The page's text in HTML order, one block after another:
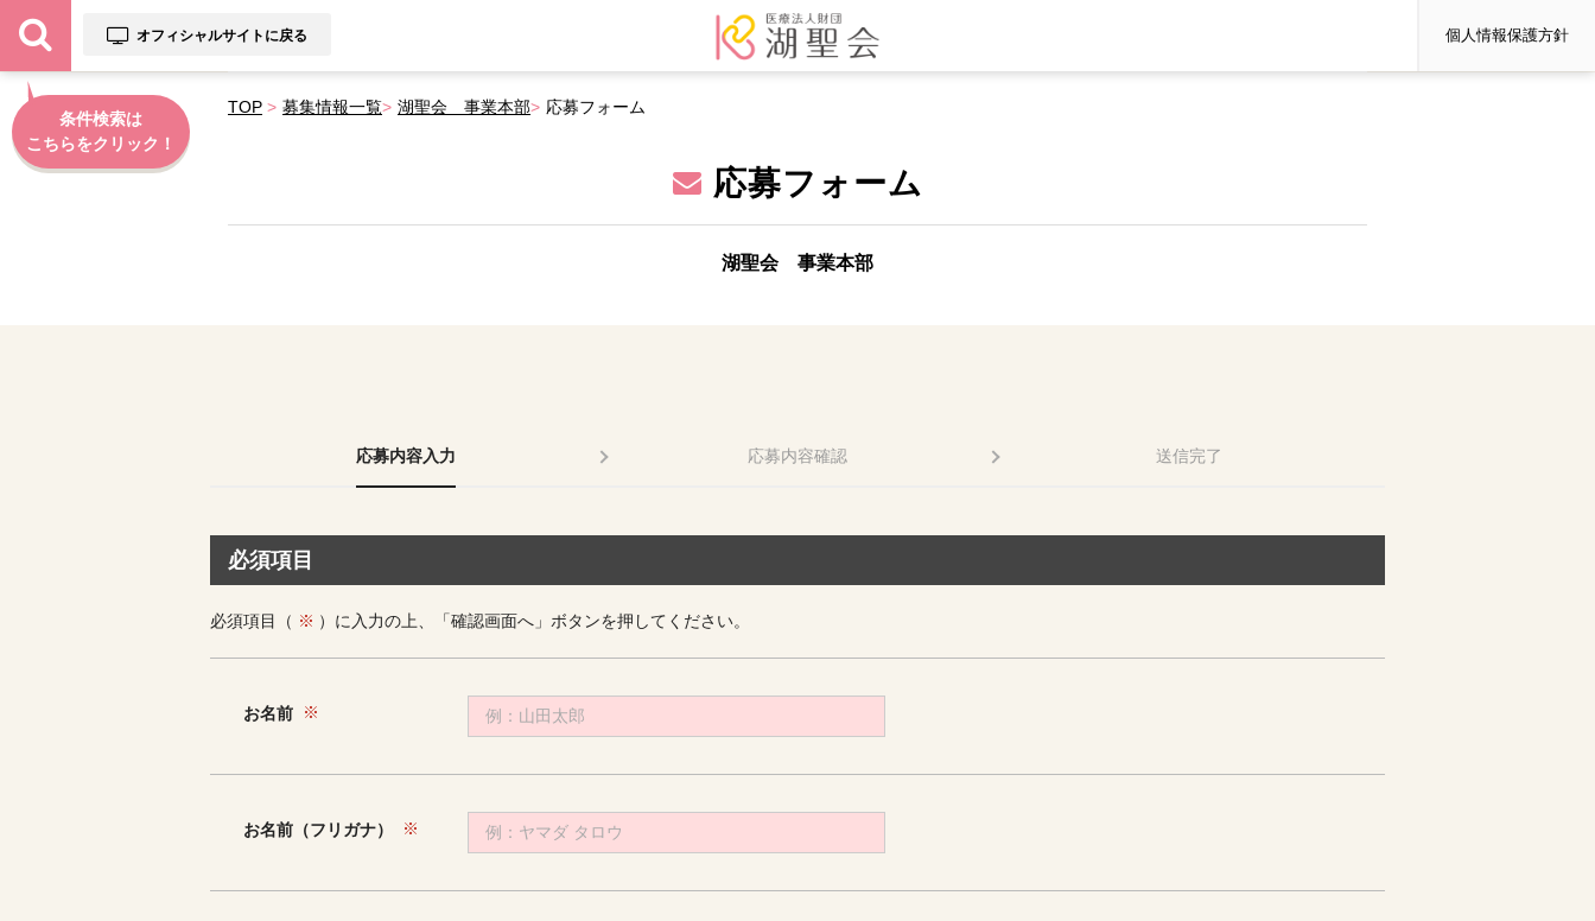
オフィシャルサイトに戻る 個人情報保護方針
条件検索は
こちらをクリック！
TOP 募集情報一覧 湖聖会 事業本部 応募フォーム
応募フォーム
湖聖会 事業本部
応募内容入力 応募内容確認 送信完了
必須項目
必須項目（ ）に入力の上、「確認画面へ」ボタンを押してください。
お名前
お名前（フリガナ）